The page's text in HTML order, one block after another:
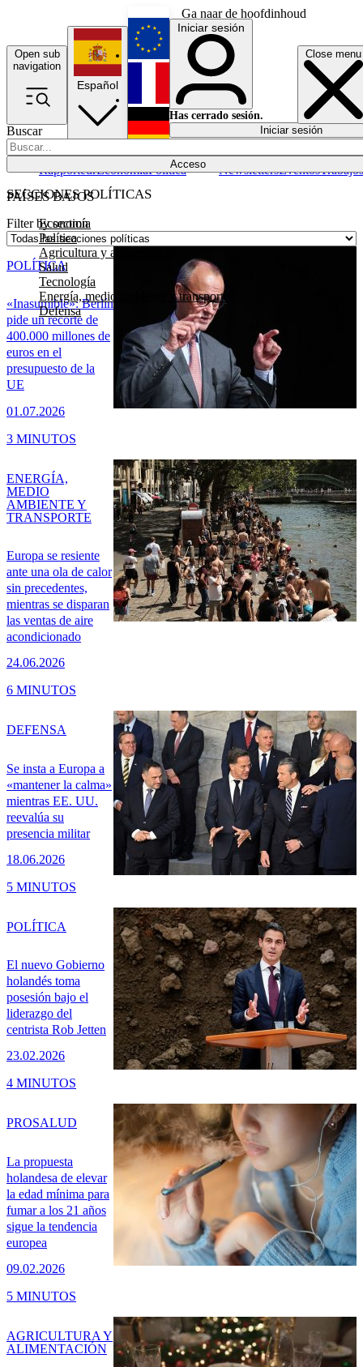
Ga naar de hoofdinhoud
Open sub
navigation
Close menu
Buscar
Acceso
SECCIONES POLÍTICAS
Economía
Política
Agricultura y alimentación
Salud
Tecnología
Energía, medio ambiente y transporte
Defensa
RapporteurEconomíaPolítica NewslettersEventosTrabajos
Español
English
Français
Iniciar sesión
Has cerrado sesión.
Iniciar sesión
PAÍSES BAJOS
Filter by section
«Inasumible»: Berlín
pide un recorte de
400.000 millones de
euros en el
presupuesto de la
UE
01.07.2026
POLÍTICA
3 MINUTOS
Europa se resiente
ante una ola de calor
sin precedentes,
mientras se disparan
las ventas de aire
acondicionado
24.06.2026
ENERGÍA,
MEDIO
AMBIENTE Y
TRANSPORTE
6 MINUTOS
Se insta a Europa a
«mantener la calma»
mientras EE. UU.
reevalúa su
presencia militar
18.06.2026
DEFENSA
5 MINUTOS
El nuevo Gobierno
holandés toma
posesión bajo el
liderazgo del
centrista Rob Jetten
23.02.2026
POLÍTICA
4 MINUTOS
La propuesta
holandesa de elevar
la edad mínima para
fumar a los 21 años
sigue la tendencia
europea
09.02.2026
PROSALUD
5 MINUTOS
AGRICULTURA Y
ALIMENTACIÓN